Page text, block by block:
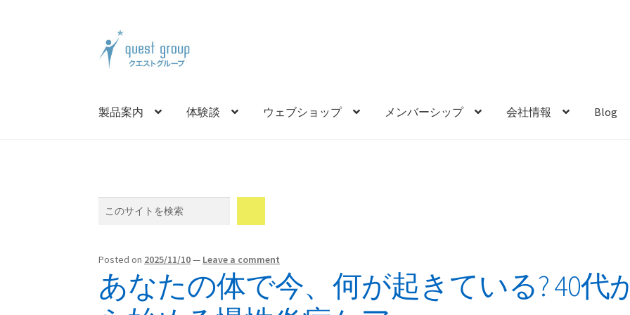
Skip
to
navigation
Skip
to
content
製品案内 体験談 ウェブショップ メンバーシップ 会社情報 Blog
Posted on 2025/11/10— Leave a comment
あなたの体で今、何が起きている? 40代